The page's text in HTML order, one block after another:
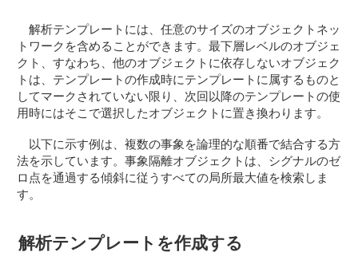
解析テンプレートには、任意のサイズのオブジェクトネッ
トワークを含めることができます。最下層レベルのオブジェ
クト、すなわち、他のオブジェクトに依存しないオブジェク
トは、テンプレートの作成時にテンプレートに属するものと
してマークされていない限り、次回以降のテンプレートの使
用時にはそこで選択したオブジェクトに置き換わります。
以下に示す例は、複数の事象を論理的な順番で結合する方
法を示しています。事象隔離オブジェクトは、シグナルのゼ
ロ点を通過する傾斜に従うすべての局所最大値を検索しま
す。
解析テンプレートを作成する